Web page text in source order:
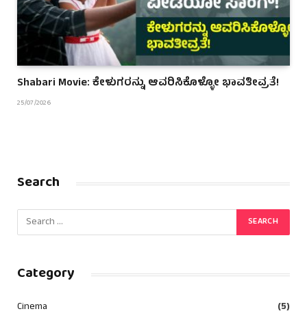
Shabari Movie: ಕೇಳುಗರನ್ನು ಆವರಿಸಿಕೊಳ್ಳೋ ಭಾವತೀವ್ರತೆ!
25/07/2026
Search
Category
Cinema
(5)